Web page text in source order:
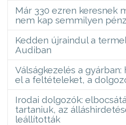
Már 330 ezren keresnek
nem kap semmilyen
Kedden újraindul a
Audiban
Válságkezelés a
el a feltételeket, a
Irodai dolgozók:
tartaniuk, az
leállították